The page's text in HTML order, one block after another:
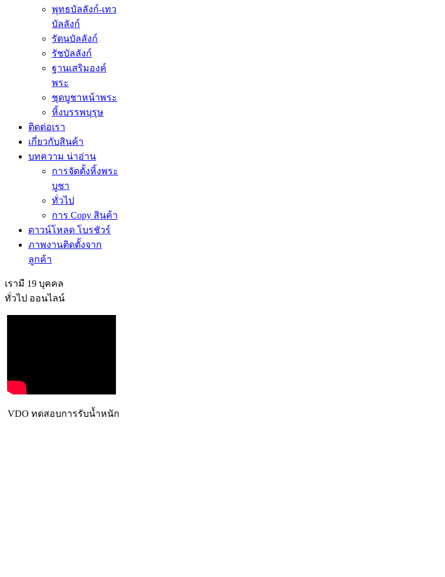
พุทธบัลลังก์-เทว
บัลลังก์
รัตนบัลลังก์
รัชบัลลังก์
ฐานเสริมองค์
พระ
ชุดบูชาหน้าพระ
หิ้งบรรพบุรุษ
ติดต่อเรา
เกี่ยวกับสินค้า
บทความ น่าอ่าน
การจัดตั้งหิ้งพระ
บูชา
ทั่วไป
การ Copy สินค้า
ดาวน์โหลด โบรชัวร์
ภาพงานติดตั้งจาก
ลูกค้า
เรามี 19 บุคคล
ทั่วไป ออนไลน์
VDO ทดสอบการรับน้ำหนัก